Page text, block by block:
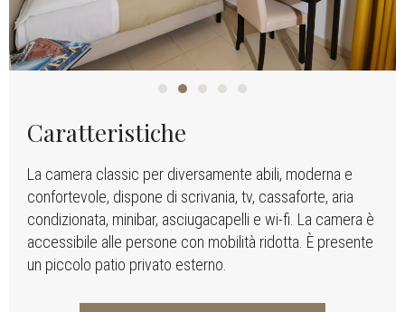
Caratteristiche
La camera classic per diversamente abili, moderna e
confortevole, dispone di scrivania, tv, cassaforte, aria
condizionata, minibar, asciugacapelli e wi-fi. La camera è
accessibile alle persone con mobilità ridotta. È presente
un piccolo patio privato esterno.